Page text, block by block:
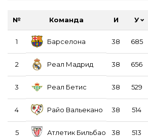
№ Команда И У
1 Барселона 38 685
2 Реал Мадрид 38 656
3 Реал Бетис 38 529
4 Райо Вальекано 38 514
5 Атлетик Бильбао 38 513